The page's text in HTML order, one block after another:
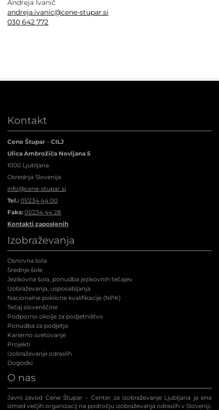
Andreja Ivanič
andreja.ivanic@cene-stupar.si
030 642 772
Kontakt
Cene Štupar – CILJ
Ulica Ambrožiča Novljana 5
1000 Ljubljana
Osrednja Slovenija
info@cene-stupar.si
Tel.: 01/234 44 00
Faks: 01/234 44 28
Kontakti zaposlenih
Izobraževanja
Osnovna šola
Srednje šole
Jezikovna šola, ponudba jezikovnih tečajev
Izobraževanja, usposabljanja
Nacionalne poklicne kvalifikacije (NPK)
Tečaj slovenščine
Podporno okolje za podjetništvo
Ponudba za podjetja
Karierno svetovanje
Projekti
Izobraževanje odraslih
Dogodki
O nas
Javni zavod Cene Štupar – Center za izobraževanje Ljubljana je ena
izmed večjih organizacij na področju izobraževanja odraslih v Sloveniji.